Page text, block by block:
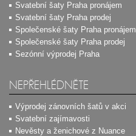
Svatební šaty Praha pronájem
Svatební šaty Praha prodej
Společenské šaty Praha pronájem
Společenské šaty Praha prodej
Sezónní výprodej Praha
NEPŘEHLÉDNĚTE
Výprodej zánovních šatů v akci
Svatební zajímavosti
Nevěsty a ženichové z Nuance